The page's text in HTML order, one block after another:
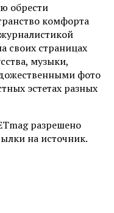
обрести
комфорта
своих страницах
музыки,
фото
эстетах разных
разрешено
на источник.